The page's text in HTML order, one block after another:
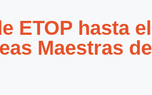
ETOP hasta el
Maestras de